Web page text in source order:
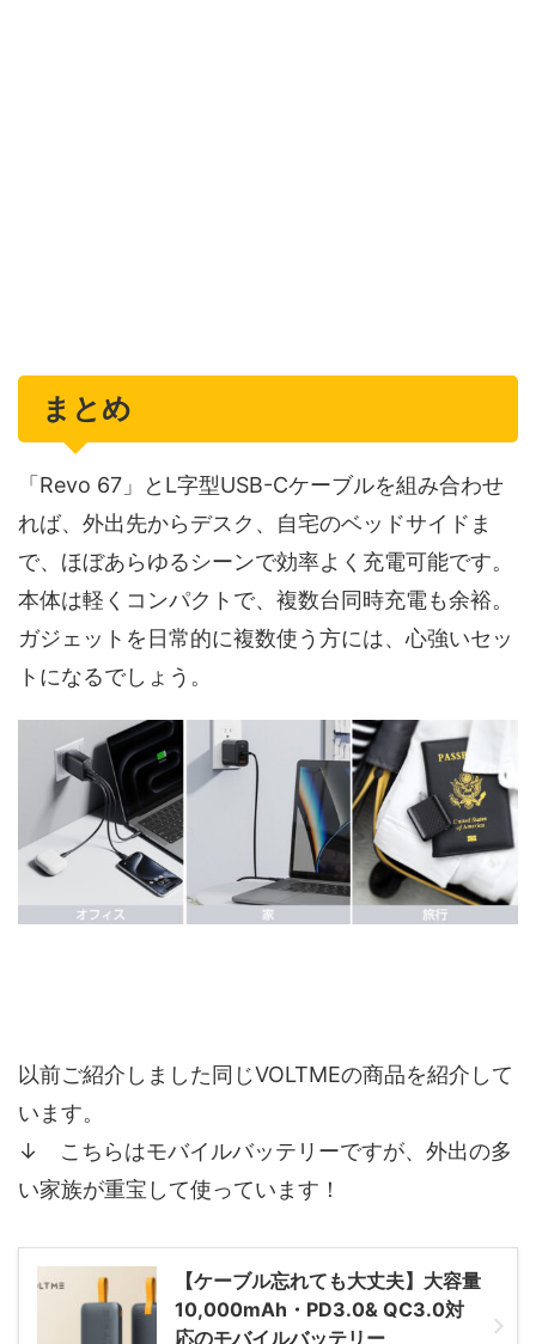
まとめ
「Revo 67」とL字型USB-Cケーブルを組み合わせ
れば、外出先からデスク、自宅のベッドサイドま
で、ほぼあらゆるシーンで効率よく充電可能です。
本体は軽くコンパクトで、複数台同時充電も余裕。
ガジェットを日常的に複数使う方には、心強いセッ
トになるでしょう。
以前ご紹介しました同じVOLTMEの商品を紹介して
います。
↓ こちらはモバイルバッテリーですが、外出の多
い家族が重宝して使っています！
【ケーブル忘れても大丈夫】大容量
10,000mAh・PD3.0& QC3.0対
応のモバイルバッテリー